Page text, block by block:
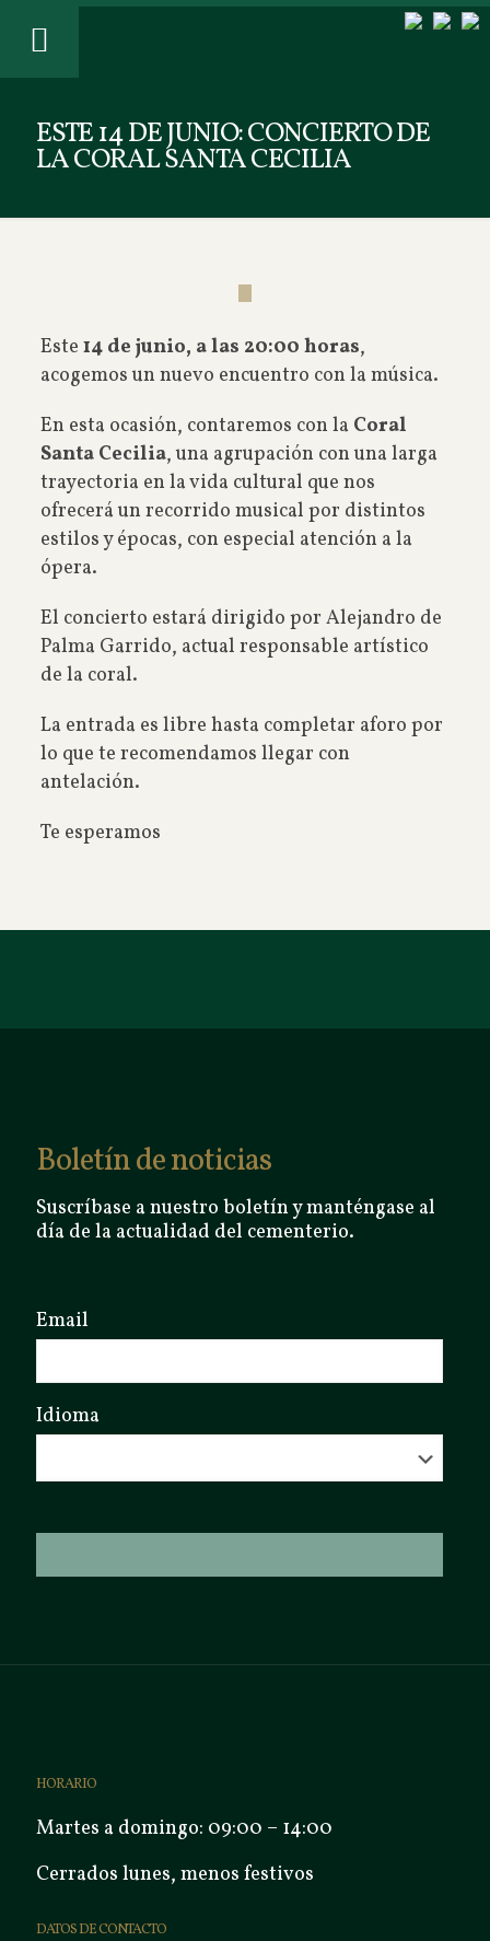
ESTE 14 DE JUNIO: CONCIERTO DE
LA CORAL SANTA CECILIA
Este 14 de junio, a las 20:00 horas,
acogemos un nuevo encuentro con la música.
En esta ocasión, contaremos con la Coral
Santa Cecilia, una agrupación con una larga
trayectoria en la vida cultural que nos
ofrecerá un recorrido musical por distintos
estilos y épocas, con especial atención a la
ópera.
El concierto estará dirigido por Alejandro de
Palma Garrido, actual responsable artístico
de la coral.
La entrada es libre hasta completar aforo por
lo que te recomendamos llegar con
antelación.
Te esperamos
Boletín de noticias
Suscríbase a nuestro boletín y manténgase al
día de la actualidad del cementerio.
Email
Idioma
HORARIO
Martes a domingo: 09:00 – 14:00
Cerrados lunes, menos festivos
DATOS DE CONTACTO